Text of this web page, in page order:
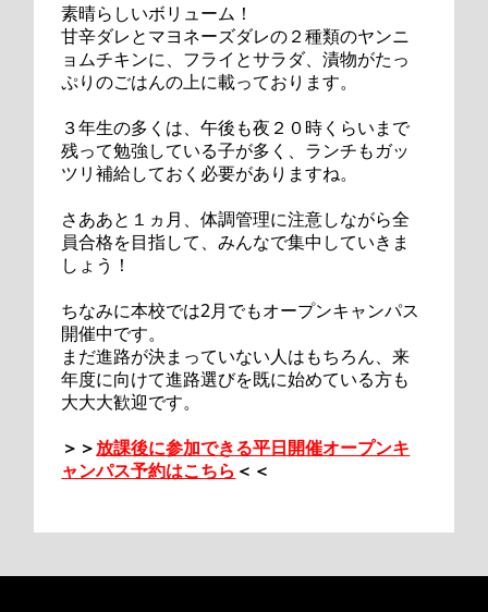
素晴らしいボリューム！
甘辛ダレとマヨネーズダレの２種類のヤンニ
ョムチキンに、フライとサラダ、漬物がたっ
ぷりのごはんの上に載っております。
３年生の多くは、午後も夜２０時くらいまで
残って勉強している子が多く、ランチもガッ
ツリ補給しておく必要がありますね。
さああと１ヵ月、体調管理に注意しながら全
員合格を目指して、みんなで集中していきま
しょう！
ちなみに本校では2月でもオープンキャンパス
開催中です。
まだ進路が決まっていない人はもちろん、来
年度に向けて進路選びを既に始めている方も
大大大歓迎です。
＞＞放課後に参加できる平日開催オープンキ
ャンパス予約はこちら ＜＜